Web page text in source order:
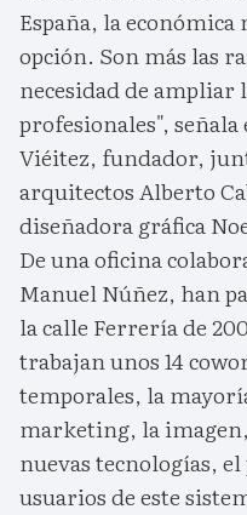
España, la
opción. Son más las
necesidad de ampliar
profesionales",
Viéitez, fundador,
arquitectos Alberto
diseñadora gráfica
De una oficina
Manuel Núñez, han
la calle Ferrería de
trabajan unos 14
temporales, la
marketing, la
nuevas tecnologías,
usuarios de este